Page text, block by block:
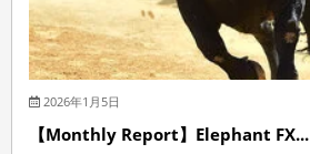
2026年1月5日
【Monthly Report】Elephant FX...